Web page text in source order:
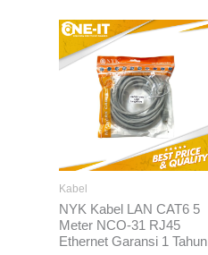
Kabel
NYK Kabel LAN CAT6 5
Meter NCO-31 RJ45
Ethernet Garansi 1 Tahun